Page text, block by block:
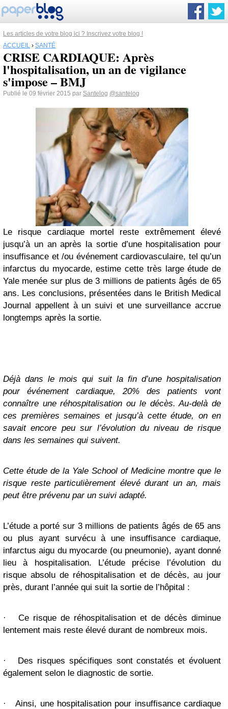
Les articles de votre blog ici ? Inscrivez votre blog !
ACCUEIL › SANTÉ
CRISE CARDIAQUE: Après
l'hospitalisation, un an de vigilance
s'impose – BMJ
Publié le 09 février 2015 par Santelog @santelog
Le risque cardiaque mortel reste extrêmement élevé
jusqu’à un an après la sortie d’une hospitalisation pour
insuffisance et /ou événement cardiovasculaire, tel qu’un
infarctus du myocarde, estime cette très large étude de
Yale menée sur plus de 3 millions de patients âgés de 65
ans. Les conclusions, présentées dans le British Medical
Journal appellent à un suivi et une surveillance accrue
longtemps après la sortie.
Déjà dans le mois qui suit la fin d’une hospitalisation
pour événement cardiaque, 20% des patients vont
connaître une réhospitalisation ou le décès. Au-delà de
ces premières semaines et jusqu’à cette étude, on en
savait encore peu sur l’évolution du niveau de risque
dans les semaines qui suivent.
Cette étude de la Yale School of Medicine montre que le
risque reste particulièrement élevé durant un an, mais
peut être prévenu par un suivi adapté.
L’étude a porté sur 3 millions de patients âgés de 65 ans
ou plus ayant survécu à une insuffisance cardiaque,
infarctus aigu du myocarde (ou pneumonie), ayant donné
lieu à hospitalisation. L’étude précise l’évolution du
risque absolu de réhospitalisation et de décès, au jour
près, durant l’année qui suit la sortie de l’hôpital :
·
Ce risque de réhospitalisation et de décès diminue
lentement mais reste élevé durant de nombreux mois.
·
Des risques spécifiques sont constatés et évoluent
également selon le diagnostic de sortie.
·
Ainsi, une hospitalisation pour insuffisance cardiaque